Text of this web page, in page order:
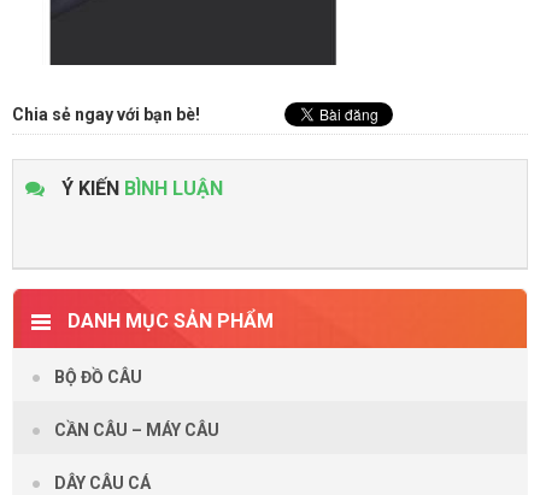
Chia sẻ ngay với bạn bè!
Ý KIẾN BÌNH LUẬN
DANH MỤC SẢN PHẨM
BỘ ĐỒ CÂU
CẦN CÂU – MÁY CÂU
DÂY CÂU CÁ